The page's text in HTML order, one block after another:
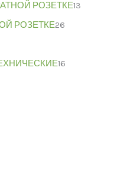
РОЗЕТКЕ13
РОЗЕТКЕ26
16